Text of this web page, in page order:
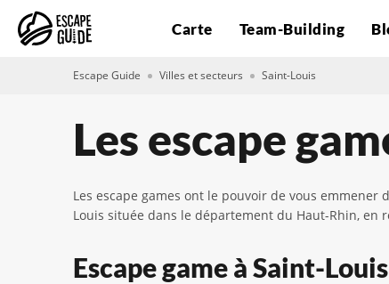
Carte Team-Building
Escape Guide Villes et secteurs Saint-Louis
Les escape
Les escape games ont le pouvoir de vous emmener
Louis située dans le département du Haut-Rhin, en
Escape game à Saint-